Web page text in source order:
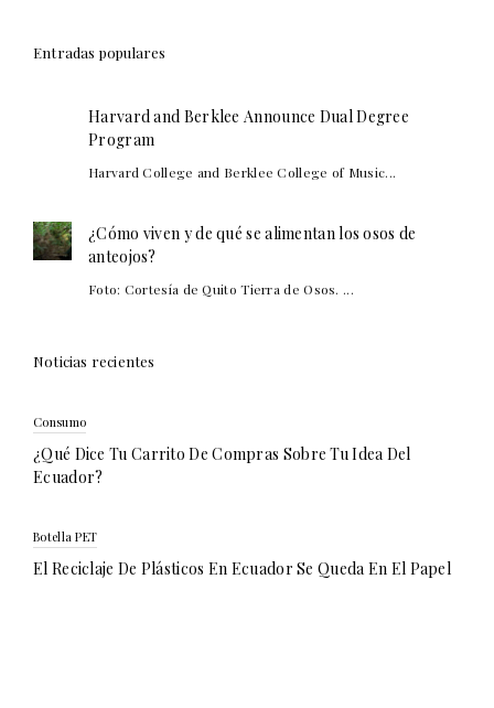
Entradas populares
Harvard and Berklee Announce Dual Degree
Program
Harvard College and Berklee College of Music...
¿Cómo viven y de qué se alimentan los osos de
anteojos?
Foto: Cortesía de Quito Tierra de Osos. ...
Noticias recientes
Consumo
¿Qué Dice Tu Carrito De Compras Sobre Tu Idea Del
Ecuador?
Botella PET
El Reciclaje De Plásticos En Ecuador Se Queda En El Papel